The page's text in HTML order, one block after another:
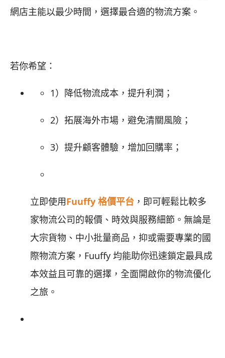
網店主能以最少時間，選擇最合適的物流方案。
若你希望：
1）降低物流成本，提升利潤；
2）拓展海外市場，避免清關風險；
3）提升顧客體驗，增加回購率；
立即使用Fuuffy 格價平台 ，即可輕鬆比較多
家物流公司的報價、時效與服務細節。無論是
大宗貨物、中小批量商品，抑或需要專業的國
際物流方案，Fuuffy 均能助你迅速鎖定最具成
本效益且可靠的選擇，全面開啟你的物流優化
之旅。